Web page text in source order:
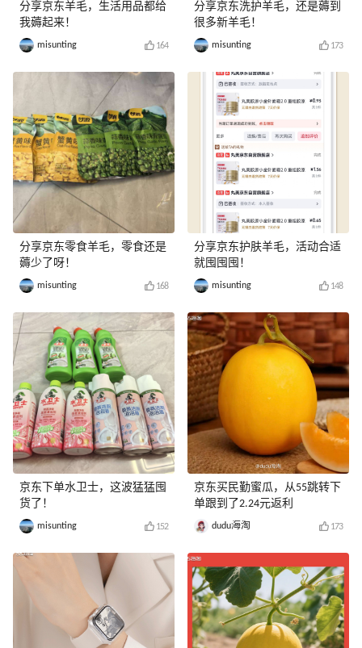
分享京东羊毛，生活用品都给
我薅起来！
misunting 164
分享京东零食羊毛，零食还是
薅少了呀！
misunting 168
京东下单水卫士，这波猛猛囤
货了！
misunting 152
分享京东洗护羊毛，还是薅到
很多新羊毛！
misunting 173
分享京东护肤羊毛，活动合适
就囤囤囤！
misunting 148
京东买民勤蜜瓜，从55跳转下
单跟到了2.24元返利
dudu海淘 173